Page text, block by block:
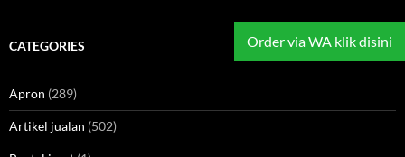
CATEGORIES
Apron (289)
Artikel jualan (502)
Order via WA klik disini